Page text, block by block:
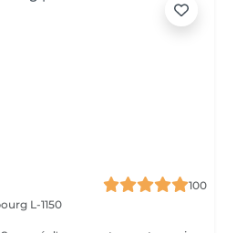
100
L-1150